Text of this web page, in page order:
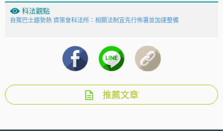
科法觀點
自駕巴士趨勢熱 資策會科法所：相關法制宜先行佈署並加速整備
推薦文章